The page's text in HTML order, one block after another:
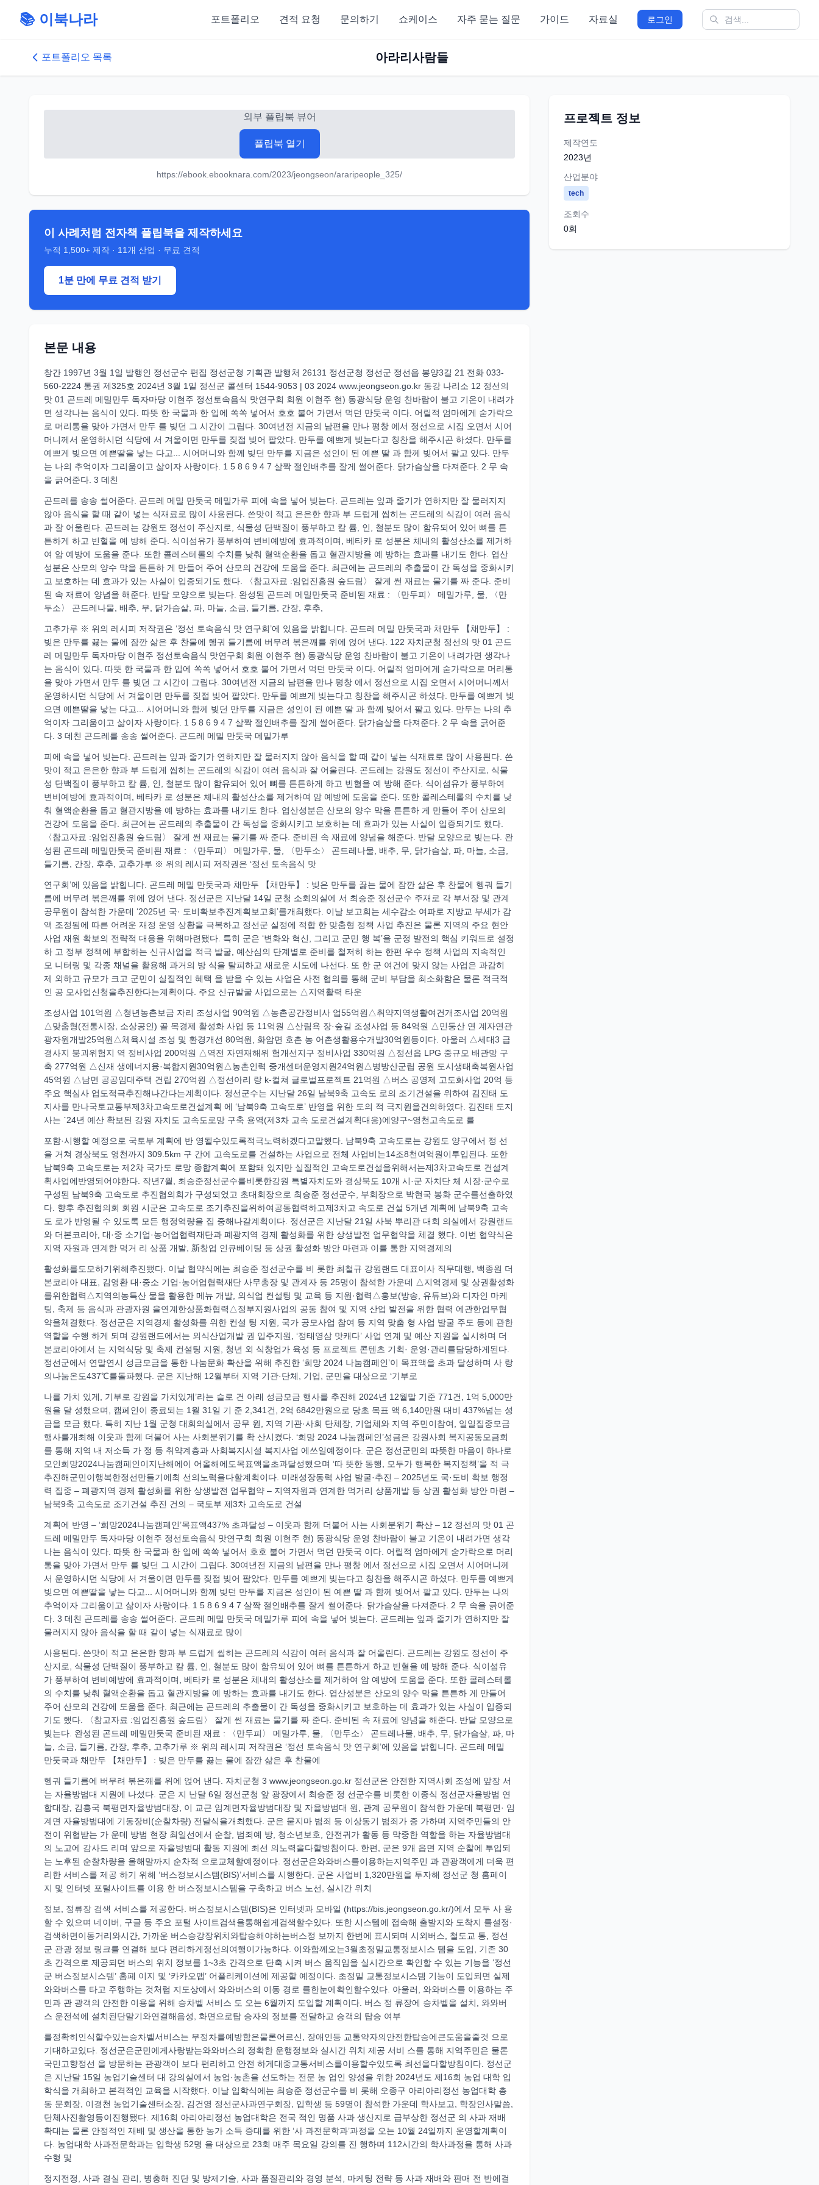
📚 이북나라 포트폴리오 견적 요청 문의하기 쇼케이스 자주 묻는 질문 가이드 자료실 로그인
포트폴리오 목록 아라리사람들
외부 플립북 뷰어
플립북 열기
https://ebook.ebooknara.com/2023/jeongseon/araripeople_325/
이 사례처럼 전자책 플립북을 제작하세요
누적 1,500+ 제작 · 11 개 산업 · 무료 견적
1분 만에 무료 견적 받기
본문 내용
창간 1997년 3월 1일 발행인 정선군수 편집 정선군청 기획관 발행처 26131 정선군청 정선군 정선읍 봉양3길 21 전화 033-
560-2224 통권 제325호 2024년 3월 1일 정선군 콜센터 1544-9053 | 03 2024 www.jeongseon.go.kr 동강 나리소 12 정선의
맛 01 곤드레 메밀만두 독자마당 이현주 정선토속음식 맛연구회 회원 이현주 현) 동광식당 운영 찬바람이 불고 기온이 내려가
면 생각나는 음식이 있다. 따뜻 한 국물과 한 입에 쏙쏙 넣어서 호호 불어 가면서 먹던 만둣국 이다. 어릴적 엄마에게 숟가락으
로 머리통을 맞아 가면서 만두 를 빚던 그 시간이 그립다. 30여년전 지금의 남편을 만나 평창 에서 정선으로 시집 오면서 시어
머니께서 운영하시던 식당에 서 겨울이면 만두를 짖접 빚어 팔았다. 만두를 예쁘게 빚는다고 칭찬을 해주시곤 하셨다. 만두를
예쁘게 빚으면 예쁜딸을 낳는 다고... 시어머니와 함께 빚던 만두를 지금은 성인이 된 예쁜 딸 과 함께 빚어서 팔고 있다. 만두
는 나의 추억이자 그리움이고 삶이자 사랑이다. 1 5 8 6 9 4 7 살짝 절인배추를 잘게 썰어준다. 닭가슴살을 다져준다. 2 무 속
을 긁어준다. 3 데친
곤드레를 송송 썰어준다. 곤드레 메밀 만둣국 메밀가루 피에 속을 넣어 빚는다. 곤드레는 잎과 줄기가 연하지만 잘 물러지지
않아 음식을 할 때 같이 넣는 식재료로 많이 사용된다. 쓴맛이 적고 은은한 향과 부 드럽게 씹히는 곤드레의 식감이 여러 음식
과 잘 어울린다. 곤드레는 강원도 정선이 주산지로, 식물성 단백질이 풍부하고 칼 륨, 인, 철분도 많이 함유되어 있어 뼈를 튼
튼하게 하고 빈혈을 예 방해 준다. 식이섬유가 풍부하여 변비예방에 효과적이며, 베타카 로 성분은 체내의 활성산소를 제거하
여 암 예방에 도움을 준다. 또한 콜레스테롤의 수치를 낮춰 혈액순환을 돕고 혈관지방을 예 방하는 효과를 내기도 한다. 엽산
성분은 산모의 양수 막을 튼튼하 게 만들어 주어 산모의 건강에 도움을 준다. 최근에는 곤드레의 추출물이 간 독성을 중화시키
고 보호하는 데 효과가 있는 사실이 입증되기도 했다. 〈참고자료 :임업진흥원 숲드림〉 잘게 썬 재료는 물기를 짜 준다. 준비
된 속 재료에 양념을 해준다. 반달 모양으로 빚는다. 완성된 곤드레 메밀만둣국 준비된 재료 : 〈만두피〉 메밀가루, 물, 〈만
두소〉 곤드레나물, 배추, 무, 닭가슴살, 파, 마늘, 소금, 들기름, 간장, 후추,
고추가루 ※ 위의 레시피 저작권은 ‘정선 토속음식 맛 연구회’에 있음을 밝힙니다. 곤드레 메밀 만둣국과 채만두 【채만두】 :
빚은 만두를 끓는 물에 잠깐 삶은 후 찬물에 헹궈 들기름에 버무려 볶은깨를 위에 얹어 낸다. 122 자치군청 정선의 맛 01 곤드
레 메밀만두 독자마당 이현주 정선토속음식 맛연구회 회원 이현주 현) 동광식당 운영 찬바람이 불고 기온이 내려가면 생각나
는 음식이 있다. 따뜻 한 국물과 한 입에 쏙쏙 넣어서 호호 불어 가면서 먹던 만둣국 이다. 어릴적 엄마에게 숟가락으로 머리통
을 맞아 가면서 만두 를 빚던 그 시간이 그립다. 30여년전 지금의 남편을 만나 평창 에서 정선으로 시집 오면서 시어머니께서
운영하시던 식당에 서 겨울이면 만두를 짖접 빚어 팔았다. 만두를 예쁘게 빚는다고 칭찬을 해주시곤 하셨다. 만두를 예쁘게 빚
으면 예쁜딸을 낳는 다고... 시어머니와 함께 빚던 만두를 지금은 성인이 된 예쁜 딸 과 함께 빚어서 팔고 있다. 만두는 나의 추
억이자 그리움이고 삶이자 사랑이다. 1 5 8 6 9 4 7 살짝 절인배추를 잘게 썰어준다. 닭가슴살을 다져준다. 2 무 속을 긁어준
다. 3 데친 곤드레를 송송 썰어준다. 곤드레 메밀 만둣국 메밀가루
피에 속을 넣어 빚는다. 곤드레는 잎과 줄기가 연하지만 잘 물러지지 않아 음식을 할 때 같이 넣는 식재료로 많이 사용된다. 쓴
맛이 적고 은은한 향과 부 드럽게 씹히는 곤드레의 식감이 여러 음식과 잘 어울린다. 곤드레는 강원도 정선이 주산지로, 식물
성 단백질이 풍부하고 칼 륨, 인, 철분도 많이 함유되어 있어 뼈를 튼튼하게 하고 빈혈을 예 방해 준다. 식이섬유가 풍부하여
변비예방에 효과적이며, 베타카 로 성분은 체내의 활성산소를 제거하여 암 예방에 도움을 준다. 또한 콜레스테롤의 수치를 낮
춰 혈액순환을 돕고 혈관지방을 예 방하는 효과를 내기도 한다. 엽산성분은 산모의 양수 막을 튼튼하 게 만들어 주어 산모의
건강에 도움을 준다. 최근에는 곤드레의 추출물이 간 독성을 중화시키고 보호하는 데 효과가 있는 사실이 입증되기도 했다.
〈참고자료 :임업진흥원 숲드림〉 잘게 썬 재료는 물기를 짜 준다. 준비된 속 재료에 양념을 해준다. 반달 모양으로 빚는다. 완
성된 곤드레 메밀만둣국 준비된 재료 : 〈만두피〉 메밀가루, 물, 〈만두소〉 곤드레나물, 배추, 무, 닭가슴살, 파, 마늘, 소금,
들기름, 간장, 후추, 고추가루 ※ 위의 레시피 저작권은 ‘정선 토속음식 맛
연구회’에 있음을 밝힙니다. 곤드레 메밀 만둣국과 채만두 【채만두】 : 빚은 만두를 끓는 물에 잠깐 삶은 후 찬물에 헹궈 들기
름에 버무려 볶은깨를 위에 얹어 낸다. 정선군은 지난달 14일 군청 소회의실에 서 최승준 정선군수 주재로 각 부서장 및 관계
공무원이 참석한 가운데 ‘2025년 국· 도비확보추진계획보고회’를개최했다. 이날 보고회는 세수감소 여파로 지방교 부세가 감
액 조정됨에 따른 어려운 재정 운영 상황을 극복하고 정선군 실정에 적합 한 맞춤형 정책 사업 추진은 물론 지역의 주요 현안
사업 재원 확보의 전략적 대응을 위해마련됐다. 특히 군은 ‘변화와 혁신, 그리고 군민 행 복’을 군정 발전의 핵심 키워드로 설정
하 고 정부 정책에 부합하는 신규사업을 적극 발굴, 예산심의 단계별로 준비를 철저히 하는 한편 우수 정책 사업의 지속적인
모 니터링 및 각종 채널을 활용해 과거의 방 식을 탈피하고 새로운 시도에 나선다. 또 한 군 여건에 맞지 않는 사업은 과감히
제 외하고 규모가 크고 군민이 실질적인 혜택 을 받을 수 있는 사업은 사전 협의를 통해 군비 부담을 최소화함은 물론 적극적
인 공 모사업신청을추진한다는계획이다. 주요 신규발굴 사업으로는 △지역활력 타운
조성사업 101억원 △청년농촌보금 자리 조성사업 90억원 △농촌공간정비사 업55억원△취약지역생활여건개조사업 20억원
△맞춤형(전통시장, 소상공인) 골 목경제 활성화 사업 등 11억원 △산림욕 장·숲길 조성사업 등 84억원 △민둥산 연 계자연관
광자원개발25억원△체육시설 조성 및 환경개선 80억원, 화암면 호촌 농 어촌생활용수개발30억원등이다. 아울러 △세대3 급
경사지 붕괴위험지 역 정비사업 200억원 △역전 자연재해위 험개선지구 정비사업 330억원 △정선읍 LPG 중규모 배관망 구
축 277억원 △신재 생에너지융·복합지원30억원△농촌인력 중개센터운영지원24억원△병방산군립 공원 도시생태축복원사업
45억원 △남면 공공임대주택 건립 270억원 △정선아리 랑 k-컬쳐 글로벌프로젝트 21억원 △버스 공영제 고도화사업 20억 등
주요 핵심사 업도적극추진해나간다는계획이다. 정선군수는 지난달 26일 남북9축 고속도 로의 조기건설을 위하여 김진태 도
지사를 만나국토교통부제3차고속도로건설계획 에 ‘남북9축 고속도로’ 반영을 위한 도의 적 극지원을건의하였다. 김진태 도지
사는 `24년 예산 확보된 강원 자치도 고속도로망 구축 용역(제3차 고속 도로건설계획대응)에양구~영천고속도로 를
포함·시행할 예정으로 국토부 계획에 반 영될수있도록적극노력하겠다고말했다. 남북9축 고속도로는 강원도 양구에서 정 선
을 거쳐 경상북도 영천까지 309.5km 구 간에 고속도로를 건설하는 사업으로 전체 사업비는14조8천여억원이투입된다. 또한
남북9축 고속도로는 제2차 국가도 로망 종합계획에 포함돼 있지만 실질적인 고속도로건설을위해서는제3차고속도로 건설계
획사업에반영되어야한다. 작년7월, 최승준정선군수를비롯한강원 특별자치도와 경상북도 10개 시·군 자치단 체 시장·군수로
구성된 남북9축 고속도로 추진협의회가 구성되었고 초대회장으로 최승준 정선군수, 부회장으로 박현국 봉화 군수를선출하였
다. 향후 추진협의회 회원 시군은 고속도로 조기추진을위하여공동협력하고제3차고 속도로 건설 5개년 계획에 남북9축 고속
도 로가 반영될 수 있도록 모든 행정역량을 집 중해나갈계획이다. 정선군은 지난달 21일 사북 뿌리관 대회 의실에서 강원랜드
와 더본코리아, 대·중 소기업·농어업협력재단과 폐광지역 경제 활성화를 위한 상생발전 업무협약을 체결 했다. 이번 협약식은
지역 자원과 연계한 먹거 리 상품 개발, 新창업 인큐베이팅 등 상권 활성화 방안 마련과 이를 통한 지역경제의
활성화를도모하기위해추진됐다. 이날 협약식에는 최승준 정선군수를 비 롯한 최철규 강원랜드 대표이사 직무대행, 백종원 더
본코리아 대표, 김영환 대·중소 기업·농어업협력재단 사무총장 및 관계자 등 25명이 참석한 가운데 △지역경제 및 상권활성화
를위한협력△지역의농특산 물을 활용한 메뉴 개발, 외식업 컨설팅 및 교육 등 지원·협력△홍보(방송, 유튜브)와 디자인 마케
팅, 축제 등 음식과 관광자원 을연계한상품화협력△정부지원사업의 공동 참여 및 지역 산업 발전을 위한 협력 에관한업무협
약을체결했다. 정선군은 지역경제 활성화를 위한 컨설 팅 지원, 국가 공모사업 참여 등 지역 맞춤 형 사업 발굴 주도 등에 관한
역할을 수행 하게 되며 강원랜드에서는 외식산업개발 권 입주지원, ‘정태영삼 맛캐다’ 사업 연계 및 예산 지원을 실시하며 더
본코리아에서 는 지역식당 및 축제 컨설팅 지원, 청년 외 식창업가 육성 등 프로젝트 콘텐츠 기획· 운영·관리를담당하게된다.
정선군에서 연말연시 성금모금을 통한 나눔문화 확산을 위해 추진한 ‘희망 2024 나눔캠페인’이 목표액을 초과 달성하며 사 랑
의나눔온도437℃를돌파했다. 군은 지난해 12월부터 지역 기관·단체, 기업, 군민을 대상으로 ‘기부로
나를 가치 있게, 기부로 강원을 가치있게’라는 슬로 건 아래 성금모금 행사를 추진해 2024년 12월말 기준 771건, 1억 5,000만
원을 달 성했으며, 캠페인이 종료되는 1월 31일 기 준 2,341건, 2억 6842만원으로 당초 목표 액 6,140만원 대비 437%넘는 성
금을 모금 했다. 특히 지난 1월 군청 대회의실에서 공무 원, 지역 기관·사회 단체장, 기업체와 지역 주민이참여, 일일집중모금
행사를개최해 이웃과 함께 더불어 사는 사회분위기를 확 산시켰다. ‘희망 2024 나눔캠페인’성금은 강원사회 복지공동모금회
를 통해 지역 내 저소득 가 정 등 취약계층과 사회복지시설 복지사업 에쓰일예정이다. 군은 정선군민의 따뜻한 마음이 하나로
모인희망2024나눔캠페인이지난해에이 어올해에도목표액을초과달성했으며 ‘따 뜻한 동행, 모두가 행복한 복지정책’을 적 극
추진해군민이행복한정선만들기에최 선의노력을다할계획이다. 미래성장동력 사업 발굴·추진 – 2025년도 국·도비 확보 행정
력 집중 – 폐광지역 경제 활성화를 위한 상생발전 업무협약 – 지역자원과 연계한 먹거리 상품개발 등 상권 활성화 방안 마련 –
남북9축 고속도로 조기건설 추진 건의 – 국토부 제3차 고속도로 건설
계획에 반영 – ‘희망2024나눔캠페인’목표액437% 초과달성 – 이웃과 함께 더불어 사는 사회분위기 확산 – 12 정선의 맛 01 곤
드레 메밀만두 독자마당 이현주 정선토속음식 맛연구회 회원 이현주 현) 동광식당 운영 찬바람이 불고 기온이 내려가면 생각
나는 음식이 있다. 따뜻 한 국물과 한 입에 쏙쏙 넣어서 호호 불어 가면서 먹던 만둣국 이다. 어릴적 엄마에게 숟가락으로 머리
통을 맞아 가면서 만두 를 빚던 그 시간이 그립다. 30여년전 지금의 남편을 만나 평창 에서 정선으로 시집 오면서 시어머니께
서 운영하시던 식당에 서 겨울이면 만두를 짖접 빚어 팔았다. 만두를 예쁘게 빚는다고 칭찬을 해주시곤 하셨다. 만두를 예쁘게
빚으면 예쁜딸을 낳는 다고... 시어머니와 함께 빚던 만두를 지금은 성인이 된 예쁜 딸 과 함께 빚어서 팔고 있다. 만두는 나의
추억이자 그리움이고 삶이자 사랑이다. 1 5 8 6 9 4 7 살짝 절인배추를 잘게 썰어준다. 닭가슴살을 다져준다. 2 무 속을 긁어준
다. 3 데친 곤드레를 송송 썰어준다. 곤드레 메밀 만둣국 메밀가루 피에 속을 넣어 빚는다. 곤드레는 잎과 줄기가 연하지만 잘
물러지지 않아 음식을 할 때 같이 넣는 식재료로 많이
사용된다. 쓴맛이 적고 은은한 향과 부 드럽게 씹히는 곤드레의 식감이 여러 음식과 잘 어울린다. 곤드레는 강원도 정선이 주
산지로, 식물성 단백질이 풍부하고 칼 륨, 인, 철분도 많이 함유되어 있어 뼈를 튼튼하게 하고 빈혈을 예 방해 준다. 식이섬유
가 풍부하여 변비예방에 효과적이며, 베타카 로 성분은 체내의 활성산소를 제거하여 암 예방에 도움을 준다. 또한 콜레스테롤
의 수치를 낮춰 혈액순환을 돕고 혈관지방을 예 방하는 효과를 내기도 한다. 엽산성분은 산모의 양수 막을 튼튼하 게 만들어
주어 산모의 건강에 도움을 준다. 최근에는 곤드레의 추출물이 간 독성을 중화시키고 보호하는 데 효과가 있는 사실이 입증되
기도 했다. 〈참고자료 :임업진흥원 숲드림〉 잘게 썬 재료는 물기를 짜 준다. 준비된 속 재료에 양념을 해준다. 반달 모양으로
빚는다. 완성된 곤드레 메밀만둣국 준비된 재료 : 〈만두피〉 메밀가루, 물, 〈만두소〉 곤드레나물, 배추, 무, 닭가슴살, 파, 마
늘, 소금, 들기름, 간장, 후추, 고추가루 ※ 위의 레시피 저작권은 ‘정선 토속음식 맛 연구회’에 있음을 밝힙니다. 곤드레 메밀
만둣국과 채만두 【채만두】 : 빚은 만두를 끓는 물에 잠깐 삶은 후 찬물에
헹궈 들기름에 버무려 볶은깨를 위에 얹어 낸다. 자치군청 3 www.jeongseon.go.kr 정선군은 안전한 지역사회 조성에 앞장 서
는 자율방범대 지원에 나섰다. 군은 지 난달 6일 정선군청 앞 광장에서 최승준 정 선군수를 비롯한 이종식 정선군자율방범 연
합대장, 김흥국 북평면자율방범대장, 이 교근 임계면자율방범대장 및 자율방범대 원, 관계 공무원이 참석한 가운데 북평면· 임
계면 자율방범대에 기동장비(순찰차량) 전달식을개최했다. 군은 묻지마 범죄 등 이상동기 범죄가 증 가하며 지역주민들의 안
전이 위협받는 가 운데 방범 현장 최일선에서 순찰, 범죄예 방, 청소년보호, 안전귀가 활동 등 막중한 역할을 하는 자율방범대
의 노고에 감사드 리며 앞으로 자율방범대 활동 지원에 최선 의노력을다할방침이다. 한편, 군은 9개 읍면 지역 순찰에 투입되
는 노후된 순찰차량을 올해말까지 순차적 으로교체할예정이다. 정선군은와와버스를이용하는지역주민 과 관광객에게 더욱 편
리한 서비스를 제공 하기 위해 ‘버스정보시스템(BIS)’서비스를 시행한다. 군은 사업비 1,320만원을 투자해 정선군 청 홈페이
지 및 인터넷 포털사이트를 이용 한 버스정보시스템을 구축하고 버스 노선, 실시간 위치
정보, 정류장 검색 서비스를 제공한다. 버스정보시스템(BIS)은 인터넷과 모바일 (https://bis.jeongseon.go.kr/)에서 모두 사 용
할 수 있으며 네이버, 구글 등 주요 포털 사이트검색을통해쉽게검색할수있다. 또한 시스템에 접속해 출발지와 도착지 를설정·
검색하면이동거리와시간, 가까운 버스승강장위치와탑승해야하는버스정 보까지 한번에 표시되며 시외버스, 철도교 통, 정선
군 관광 정보 링크를 연결해 보다 편리하게정선의여행이가능하다. 이와함께오는3월초정밀교통정보시스 템을 도입, 기존 30
초 간격으로 제공되던 버스의 위치 정보를 1~3초 간격으로 단축 시켜 버스 움직임을 실시간으로 확인할 수 있는 기능을 ‘정선
군 버스정보시스템’ 홈페 이지 및 ‘카카오맵’ 어플리케이션에 제공할 예정이다. 초정밀 교통정보시스템 기능이 도입되면 실제
와와버스를 타고 주행하는 것처럼 지도상에서 와와버스의 이동 경로 를한눈에확인할수있다. 아울러, 와와버스를 이용하는 주
민과 관 광객의 안전한 이용을 위해 승차벨 서비스 도 오는 6월까지 도입할 계획이다. 버스 정 류장에 승차벨을 설치, 와와버
스 운전석에 설치된단말기와연결해음성, 화면으로탑 승자의 정보를 전달하고 승객의 탑승 여부
를정확히인식할수있는승차벨서비스는 무정차를예방함은물론어르신, 장애인등 교통약자의안전한탑승에큰도움을줄것 으로
기대하고있다. 정선군은군민에게사랑받는와와버스의 정확한 운행정보와 실시간 위치 제공 서비 스를 통해 지역주민은 물론
국민고향정선 을 방문하는 관광객이 보다 편리하고 안전 하게대중교통서비스를이용할수있도록 최선을다할방침이다. 정선군
은 지난달 15일 농업기술센터 대 강의실에서 농업·농촌을 선도하는 전문 농 업인 양성을 위한 2024년도 제16회 농업 대학 입
학식을 개최하고 본격적인 교육을 시작했다. 이날 입학식에는 최승준 정선군수를 비 롯해 오종구 아리아리정선 농업대학 총
동 문회장, 이경천 농업기술센터소장, 김건영 정선군사과연구회장, 입학생 등 59명이 참석한 가운데 학사보고, 학장인사말씀,
단체사진촬영등이진행됐다. 제16회 아리아리정선 농업대학은 전국 적인 명품 사과 생산지로 급부상한 정선군 의 사과 재배
확대는 물론 안정적인 재배 및 생산을 통한 농가 소득 증대를 위한 ‘사 과전문학과’과정을 오는 10월 24일까지 운영할계획이
다. 농업대학 사과전문학과는 입학생 52명 을 대상으로 23회 매주 목요일 강의를 진 행하며 112시간의 학사과정을 통해 사과
수형 및
정지전정, 사과 결실 관리, 병충해 진단 및 방제기술, 사과 품질관리와 경영 분석, 마케팅 전략 등 사과 재배와 판매 전 반에걸
프로젝트 정보
제작연도
2023년
산업분야
tech
조회수
0회